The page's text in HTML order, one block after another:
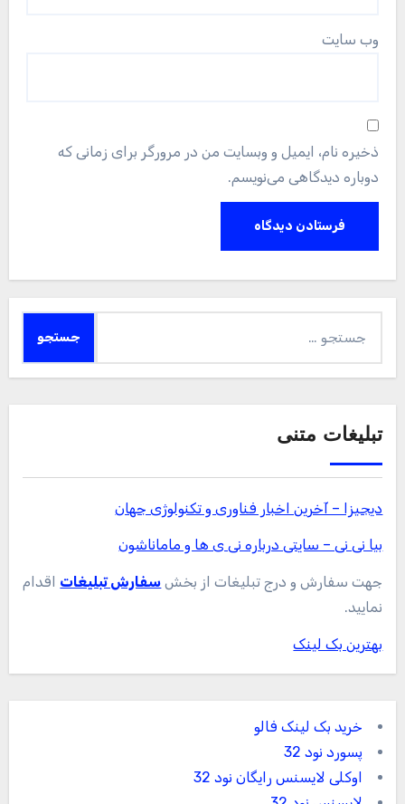
وب‌ سایت
ذخیره نام، ایمیل و وبسایت من در مرورگر برای زمانی که
دوباره دیدگاهی می‌نویسم.
برای:
تبلیغات متنی
دیجیزا – آخرین اخبار فناوری و تکنولوژی جهان
بیا نی نی – سایتی درباره نی ی ها و ماماناشون
جهت سفارش و درج تبلیغات از بخش سفارش تبلیغات اقدام
نمایید.
بهترین بک لینک
خرید بک لینک فالو
پسورد نود 32
اوکلی لایسنس رایگان نود 32